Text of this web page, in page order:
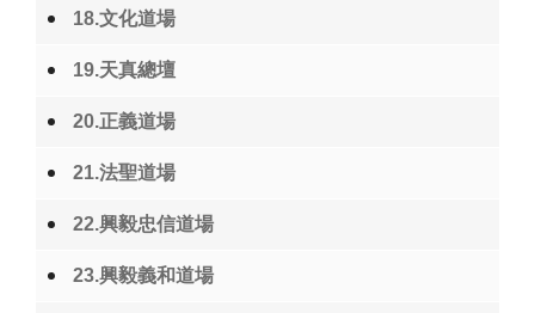
18.文化道場
19.天真總壇
20.正義道場
21.法聖道場
22.興毅忠信道場
23.興毅義和道場